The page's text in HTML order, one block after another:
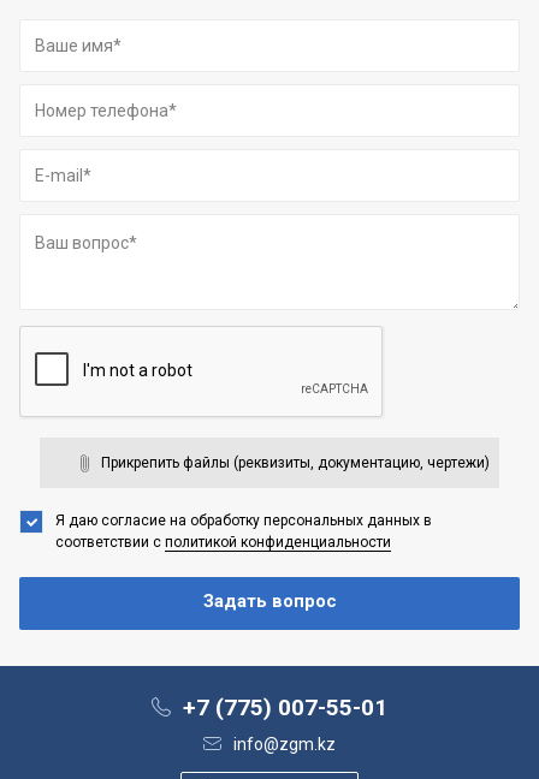
Прикрепить файлы (реквизиты, документацию, чертежи)
Я даю согласие на обработку персональных данных в
соответствии с политикой конфиденциальности
+7 (775) 007-55-01
info@zgm.kz